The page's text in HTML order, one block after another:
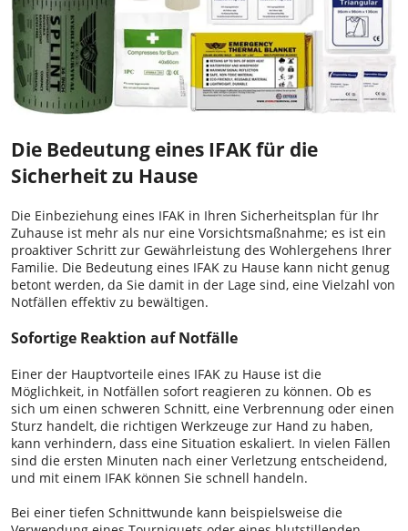
Die Bedeutung eines IFAK für die
Sicherheit zu Hause
Die Einbeziehung eines IFAK in Ihren Sicherheitsplan für Ihr
Zuhause ist mehr als nur eine Vorsichtsmaßnahme; es ist ein
proaktiver Schritt zur Gewährleistung des Wohlergehens Ihrer
Familie. Die Bedeutung eines IFAK zu Hause kann nicht genug
betont werden, da Sie damit in der Lage sind, eine Vielzahl von
Notfällen effektiv zu bewältigen.
Sofortige Reaktion auf Notfälle
Einer der Hauptvorteile eines IFAK zu Hause ist die
Möglichkeit, in Notfällen sofort reagieren zu können. Ob es
sich um einen schweren Schnitt, eine Verbrennung oder einen
Sturz handelt, die richtigen Werkzeuge zur Hand zu haben,
kann verhindern, dass eine Situation eskaliert. In vielen Fällen
sind die ersten Minuten nach einer Verletzung entscheidend,
und mit einem IFAK können Sie schnell handeln.
Bei einer tiefen Schnittwunde kann beispielsweise die